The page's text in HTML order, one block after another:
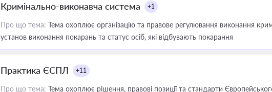
Кримінально-виконавча система +1
Про що тема: Тема охоплює організацію та правове регулювання виконання
установ виконання покарань та статус осіб, які відбувають покарання
Практика ЄСПЛ +11
Про що тема: Тема охоплює рішення, правові позиції та стандарти